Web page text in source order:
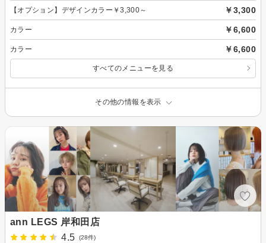
【オプション】デザインカラー￥3,300～ ￥3,300
カラー ￥6,600
カラー ￥6,600
すべてのメニューを見る
その他の情報を表示
ann LEGS 岸和田店
4.5
(28件)